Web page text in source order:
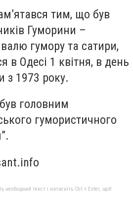
тим, що був
Гуморини –
гумору та сатири,
в Одесі 1 квітня, в день
з 1973 року.
головним
гумористичного
текст і натисніть Ctrl + Enter, щоб